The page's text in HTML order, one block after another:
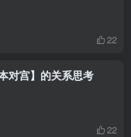
22
对宫】的关系思考
22